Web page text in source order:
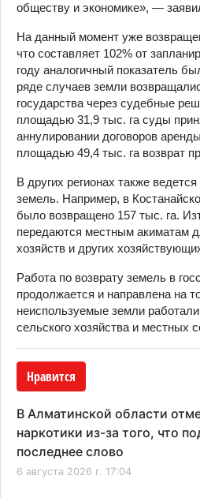
обществу и экономике», —
На данный момент уже
что составляет 102% от
году аналогичный показатель
ряде случаев земли
государства через судебные
площадью 31,9 тыс. га суды
аннулировании договоров
площадью 49,4 тыс. га возврат
В других регионах также
земель. Например, в
было возвращено 157 тыс. га.
передаются местным акиматам
хозяйств и других
Работа по возврату земель в
продолжается и направлена на
неиспользуемые земли работали
сельского хозяйства и местных
Нравится
В Алматинской области
наркотики из-за того, что
последнее слово
6 августа 2026 г. 17:04